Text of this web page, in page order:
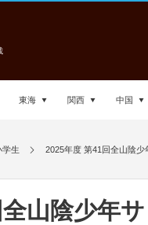
東海 関西 中国
学生 2025年度 第41回全山陰少
山陰少年